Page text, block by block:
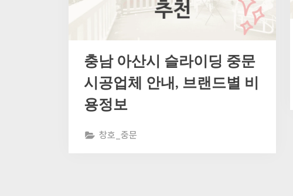
충남 아산시 슬라이딩 중문
시공업체 안내, 브랜드별 비
용정보
창호_중문